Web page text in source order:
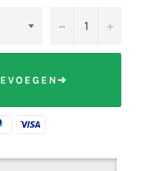
− +